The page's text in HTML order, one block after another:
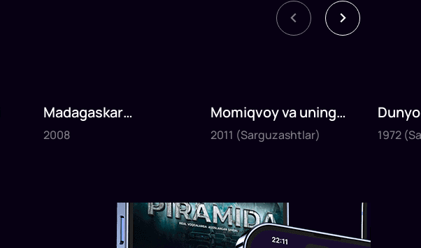
2008
Madagaskar
pingivinlari
2008
2011
20daq
Momiqvoy va uning
Do'stlari
2011 (Sarguzashtlar)
1972
25
1972